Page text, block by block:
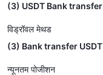
(3) USDT Bank transfer
विड्रॉवल मेथड
(3) Bank transfer USDT
न्यूनतम पोजीशन